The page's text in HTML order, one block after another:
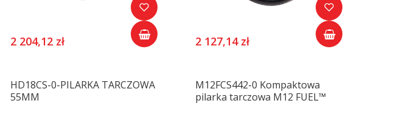
2 204,12 zł 2 127,14 zł
HD18CS-0-PILARKA TARCZOWA
55MM
M12FCS442-0 Kompaktowa
pilarka tarczowa M12 FUEL™